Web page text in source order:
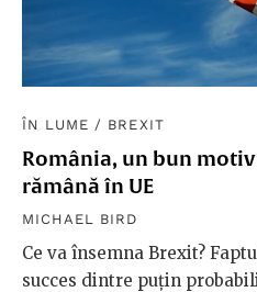
ÎN LUME / BREXIT
România, un bun
rămână în UE
MICHAEL BIRD
Ce va însemna Brexit?
succes dintre puțin